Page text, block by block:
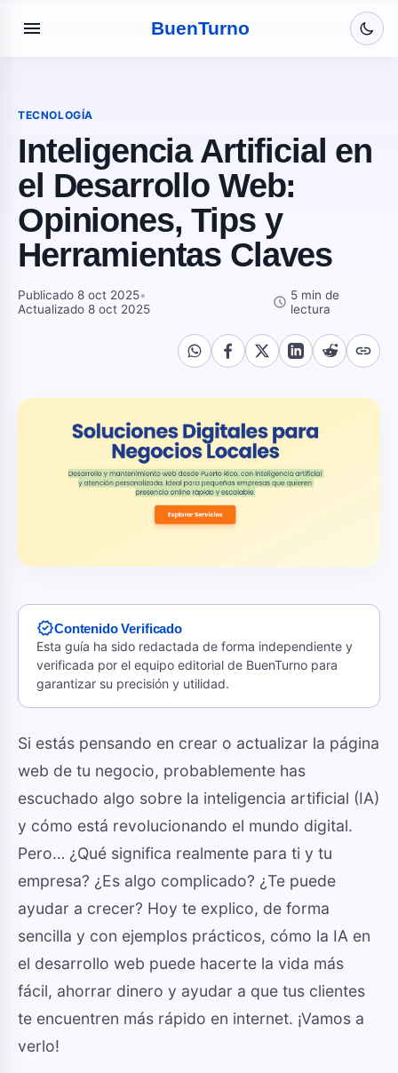
menu BuenTurno
TECNOLOGÍA
Inteligencia Artificial en
el Desarrollo Web:
Opiniones, Tips y
Herramientas Claves
Publicado 8 oct 2025•
Actualizado 8 oct 2025
schedule 5 min de
lectura
link
verifiedContenido Verificado
Esta guía ha sido redactada de forma independiente y
verificada por el equipo editorial de BuenTurno para
garantizar su precisión y utilidad.
Si estás pensando en crear o actualizar la página
web de tu negocio, probablemente has
escuchado algo sobre la inteligencia artificial (IA)
y cómo está revolucionando el mundo digital.
Pero… ¿Qué significa realmente para ti y tu
empresa? ¿Es algo complicado? ¿Te puede
ayudar a crecer? Hoy te explico, de forma
sencilla y con ejemplos prácticos, cómo la IA en
el desarrollo web puede hacerte la vida más
fácil, ahorrar dinero y ayudar a que tus clientes
te encuentren más rápido en internet. ¡Vamos a
verlo!